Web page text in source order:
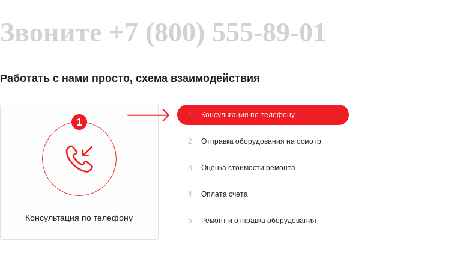
Звоните +7 (800) 555-89-01
Работать с нами просто, схема взаимодействия
1
Консультация по телефону
1 Консультация по телефону
2 Отправка оборудования на осмотр
3 Оценка стоимости ремонта
4 Оплата счета
5 Ремонт и отправка оборудования